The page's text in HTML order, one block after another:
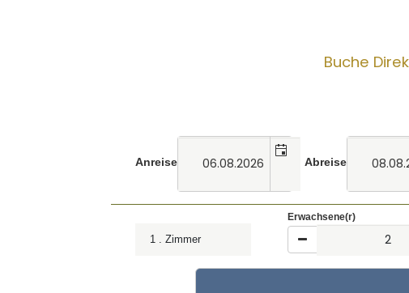
Buche
Anreise Abreise
1 . Zimmer
Erwachsene(r)